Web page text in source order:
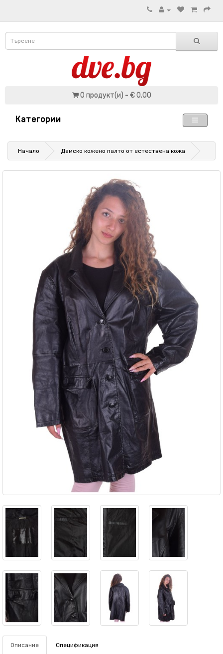
0 продукт(и) - € 0.00
Категории
Начало Дамско кожено палто от естествена кожа
Описание Спецификация